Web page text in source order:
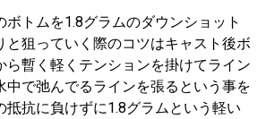
ボトムを1.8グラムのダウンショット
と狙っていく際のコツはキャスト後ボ
ら暫く軽くテンションを掛けてライン
中で弛んでるラインを張るという事を
抵抗に負けずに1.8グラムという軽い